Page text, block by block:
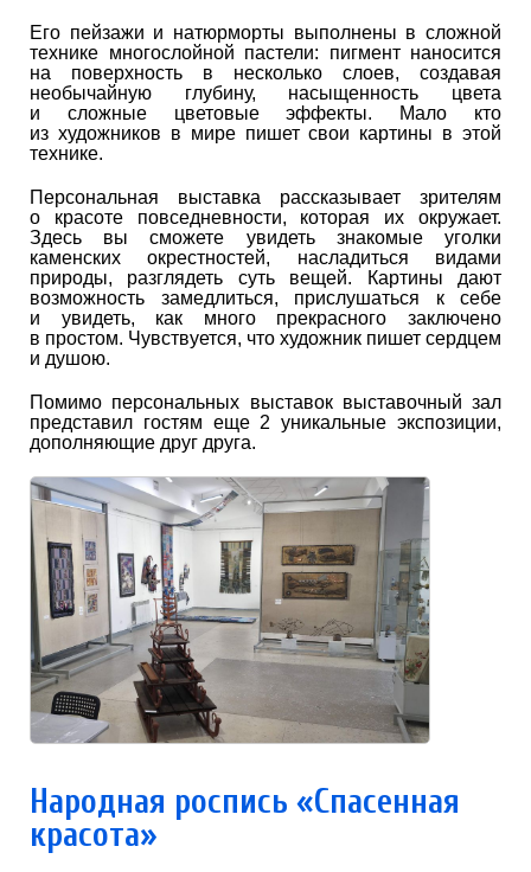
Его пейзажи и натюрморты выполнены в сложной
технике многослойной пастели: пигмент наносится
на поверхность в несколько слоев, создавая
необычайную глубину, насыщенность цвета
и сложные цветовые эффекты. Мало кто
из художников в мире пишет свои картины в этой
технике.
Персональная выставка рассказывает зрителям
о красоте повседневности, которая их окружает.
Здесь вы сможете увидеть знакомые уголки
каменских окрестностей, насладиться видами
природы, разглядеть суть вещей. Картины дают
возможность замедлиться, прислушаться к себе
и увидеть, как много прекрасного заключено
в простом. Чувствуется, что художник пишет сердцем
и душою.
Помимо персональных выставок выставочный зал
представил гостям еще 2 уникальные экспозиции,
дополняющие друг друга.
Народная роспись «Спасенная
красота»